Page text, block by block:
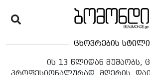
ცხოვრების სტილი
ის 13 წლიდან მუშაობს,